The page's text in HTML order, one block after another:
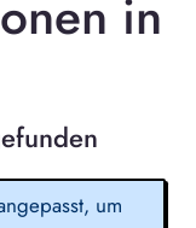
in
um